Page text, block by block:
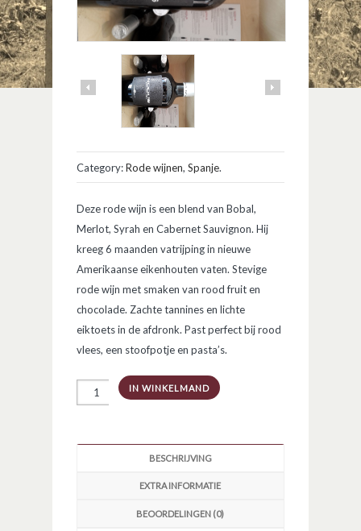
Category:Rode wijnen, Spanje.
Deze rode wijn is een blend van Bobal,
Merlot, Syrah en Cabernet Sauvignon. Hij
kreeg 6 maanden vatrijping in nieuwe
Amerikaanse eikenhouten vaten. Stevige
rode wijn met smaken van rood fruit en
chocolade. Zachte tannines en lichte
eiktoets in de afdronk. Past perfect bij rood
vlees, een stoofpotje en pasta’s.
Nodus
tinto
IN WINKELMAND
BESCHRIJVING
EXTRA INFORMATIE
BEOORDELINGEN (0)